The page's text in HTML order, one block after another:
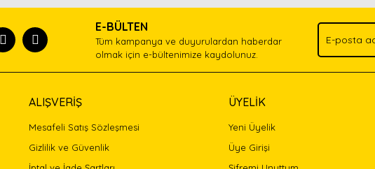
E-BÜLTEN
Tüm kampanya ve duyurulardan haberdar
olmak için e-bültenimize kaydolunuz.
ALIŞVERİŞ
Mesafeli Satış Sözleşmesi
Gizlilik ve Güvenlik
ÜYELİK
Yeni Üyelik
Üye Girişi